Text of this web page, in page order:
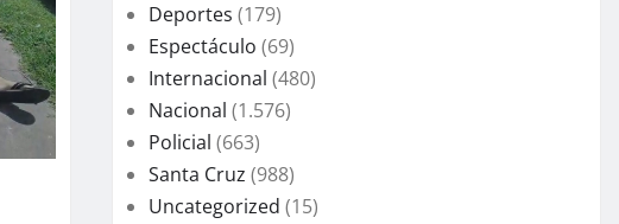
Deportes (179)
Espectáculo (69)
Internacional (480)
Nacional (1.576)
Policial (663)
Santa Cruz (988)
Uncategorized (15)